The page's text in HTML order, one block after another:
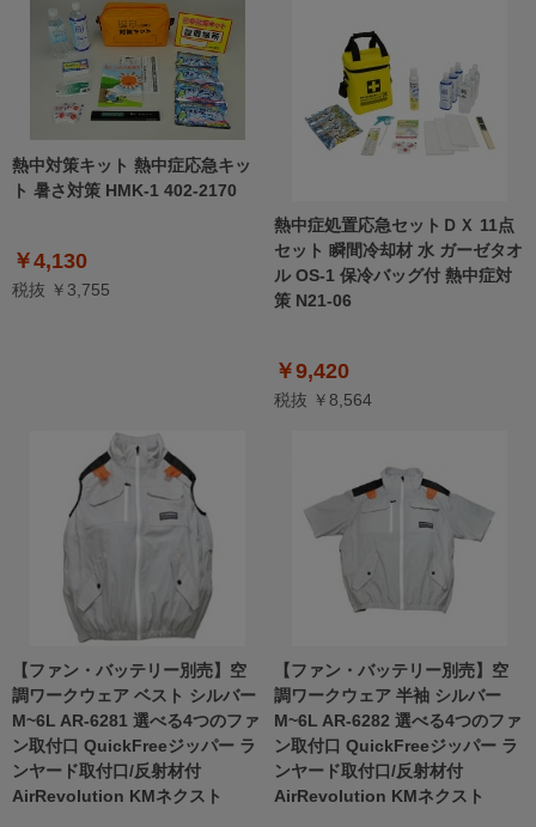
熱中対策キット 熱中症応急キッ
ト 暑さ対策 HMK-1 402-2170
￥4,130
税抜 ￥3,755
熱中症処置応急セットＤＸ 11点
セット 瞬間冷却材 水 ガーゼタオ
ル OS-1 保冷バッグ付 熱中症対
策 N21-06
￥9,420
税抜 ￥8,564
【ファン・バッテリー別売】空
調ワークウェア ベスト シルバー
M~6L AR-6281 選べる4つのファ
ン取付口 QuickFreeジッパー ラ
ンヤード取付口/反射材付
AirRevolution KMネクスト
【ファン・バッテリー別売】空
調ワークウェア 半袖 シルバー
M~6L AR-6282 選べる4つのファ
ン取付口 QuickFreeジッパー ラ
ンヤード取付口/反射材付
AirRevolution KMネクスト